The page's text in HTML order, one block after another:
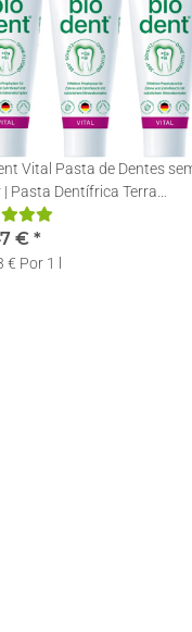
Vital Pasta de Dentes
| Pasta Dentífrica Terra
| 3 x 75ml
€ *
€ Por 1 l